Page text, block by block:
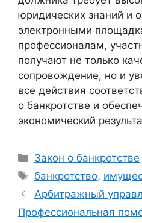
юридических знаний и
электронными
профессионалам,
получают не только
сопровождение, но и
все действия
о банкротстве и
экономический
Рубрики
Закон о банкротстве
Метки
банкротство,
Арбитражный
Профессиональная